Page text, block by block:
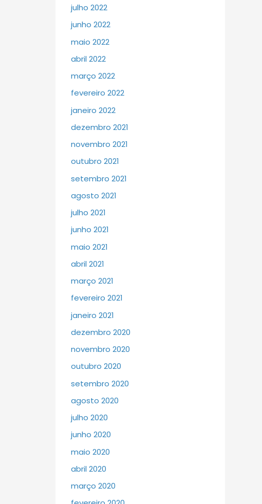
julho 2022
junho 2022
maio 2022
abril 2022
março 2022
fevereiro 2022
janeiro 2022
dezembro 2021
novembro 2021
outubro 2021
setembro 2021
agosto 2021
julho 2021
junho 2021
maio 2021
abril 2021
março 2021
fevereiro 2021
janeiro 2021
dezembro 2020
novembro 2020
outubro 2020
setembro 2020
agosto 2020
julho 2020
junho 2020
maio 2020
abril 2020
março 2020